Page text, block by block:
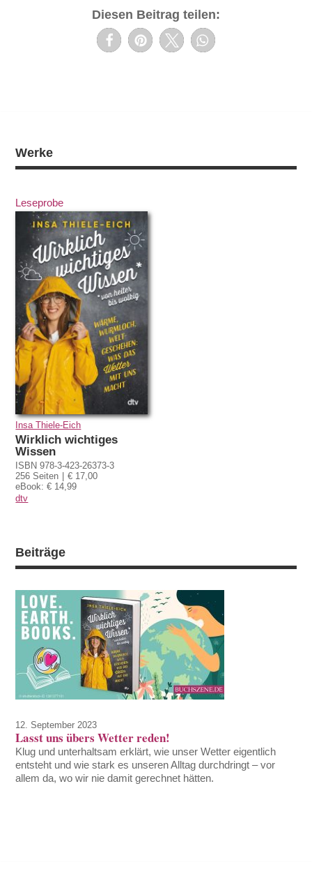
Diesen Beitrag teilen:
Werke
Leseprobe
Insa Thiele-Eich
Wirklich wichtiges
Wissen
ISBN 978-3-423-26373-3
256 Seiten
€ 17,00
eBook: € 14,99
dtv
Beiträge
12. September 2023
Lasst uns übers Wetter reden!
Klug und unterhaltsam erklärt, wie unser Wetter eigentlich
entsteht und wie stark es unseren Alltag durchdringt – vor
allem da, wo wir nie damit gerechnet hätten.